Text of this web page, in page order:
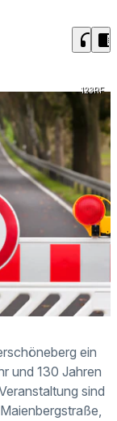
headphones chrome_reader_mode
123RF
ein
und 130 Jahren
sind